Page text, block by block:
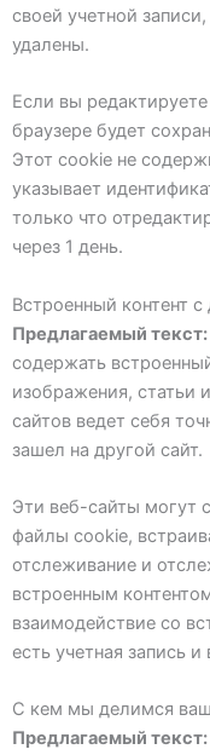
своей учетной
удалены.
Если вы
браузере будет
Этот cookie не
указывает
только что
через 1 день.
Встроенный контент с
Предлагаемый текст:
содержать
изображения, статьи
сайтов ведет себя
зашел на другой сайт.
Эти веб-сайты могут
файлы cookie,
отслеживание и
встроенным
взаимодействие со
есть учетная запись
С кем мы делимся
Предлагаемый текст: